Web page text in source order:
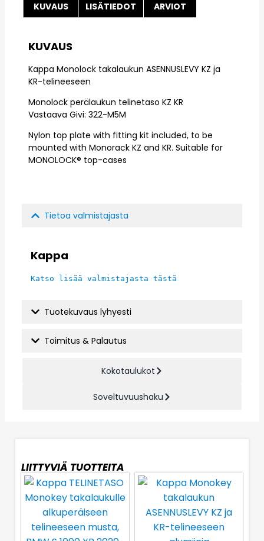
KUVAUS LISÄTIEDOT ARVIOT
KUVAUS
Kappa Monolock takalaukun ASENNUSLEVY KZ ja
KR-telineeseen
Monolock perälaukun telinetaso KZ KR
Vastaava Givi: 322-M5M
Nylon top plate with fitting kit included, to be
mounted with Monorack KZ and KR. Suitable for
MONOLOCK® top-cases
Tietoa valmistajasta
Kappa
Katso lisää valmistajasta tästä
Tuotekuvaus lyhyesti
Toimitus & Palautus
Kokotaulukot
Soveltuvuushaku
LIITTYVIÄ TUOTTEITA